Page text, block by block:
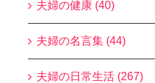
夫婦の健康 (40)
夫婦の名言集 (44)
夫婦の日常生活 (267)